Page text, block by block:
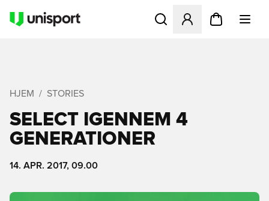
Åbner en Modal til at
HJEM STORIES
SELECT IGENNEM 4
GENERATIONER
14. APR. 2017, 09.00